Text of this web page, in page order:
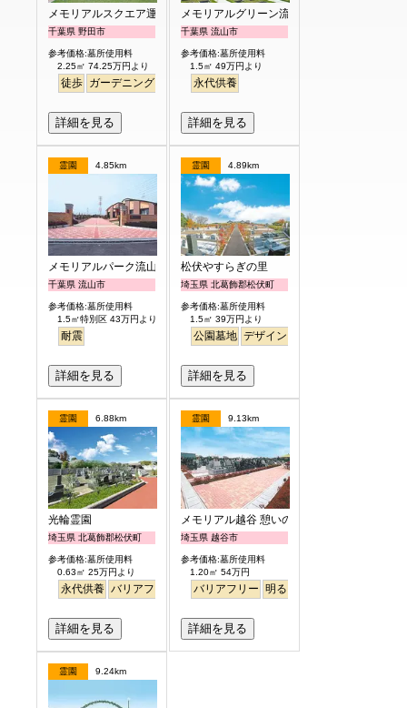
メモリアルスクエア運河
千葉県 野田市
参考価格:墓所使用料
2.25㎡ 74.25万円より
徒歩 ガーデニング
詳細を見る
メモリアルグリーン流山聖地
千葉県 流山市
参考価格:墓所使用料
1.5㎡ 49万円より
永代供養
詳細を見る
霊園 4.85km
メモリアルパーク流山聖地
千葉県 流山市
参考価格:墓所使用料
1.5㎡特別区 43万円より
耐震
詳細を見る
霊園 4.89km
松伏やすらぎの里
埼玉県 北葛飾郡松伏町
参考価格:墓所使用料
1.5㎡ 39万円より
公園墓地 デザイン
詳細を見る
霊園 6.88km
光輪霊園
埼玉県 北葛飾郡松伏町
参考価格:墓所使用料
0.63㎡ 25万円より
永代供養 バリアフリー ペット 樹木葬
詳細を見る
霊園 9.13km
メモリアル越谷 憩いの郷
埼玉県 越谷市
参考価格:墓所使用料
1.20㎡ 54万円
バリアフリー 明るい
詳細を見る
霊園 9.24km